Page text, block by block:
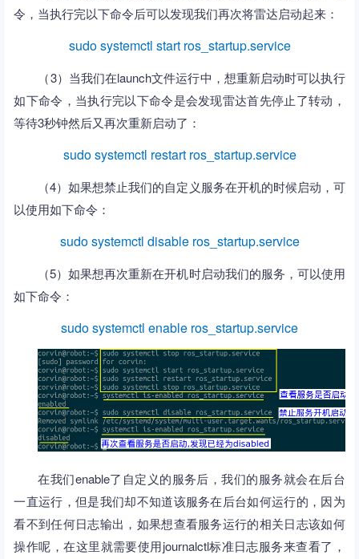
令，当执行完以下命令后可以发现我们再次将雷达启动起来：
sudo systemctl start ros_startup.service
（3）当我们在launch文件运行中，想重新启动时可以执行
如下命令，当执行完以下命令是会发现雷达首先停止了转动，
等待3秒钟然后又再次重新启动了：
sudo systemctl restart ros_startup.service
（4）如果想禁止我们的自定义服务在开机的时候启动，可
以使用如下命令：
sudo systemctl disable ros_startup.service
（5）如果想再次重新在开机时启动我们的服务，可以使用
如下命令：
sudo systemctl enable ros_startup.service
在我们enable了自定义的服务后，我们的服务就会在后台
一直运行，但是我们却不知道该服务在后台如何运行的，因为
看不到任何日志输出，如果想查看服务运行的相关日志该如何
操作呢，在这里就需要使用journalctl标准日志服务来查看了，